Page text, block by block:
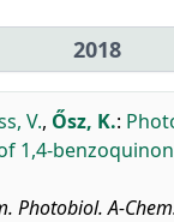
2018
V., Ősz, K.:
1,4-
Photobiol. A-